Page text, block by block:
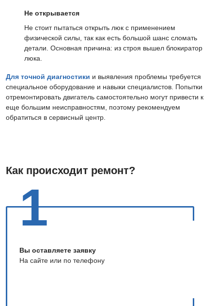
Не открывается
Не стоит пытаться открыть люк с применением
физической силы, так как есть большой шанс сломать
детали. Основная причина: из строя вышел блокиратор
люка.
Для точной диагностики и выявления проблемы требуется
специальное оборудование и навыки специалистов. Попытки
отремонтировать двигатель самостоятельно могут привести к
еще большим неисправностям, поэтому рекомендуем
обратиться в сервисный центр.
Как происходит ремонт?
1
Вы оставляете заявку
На сайте или по телефону